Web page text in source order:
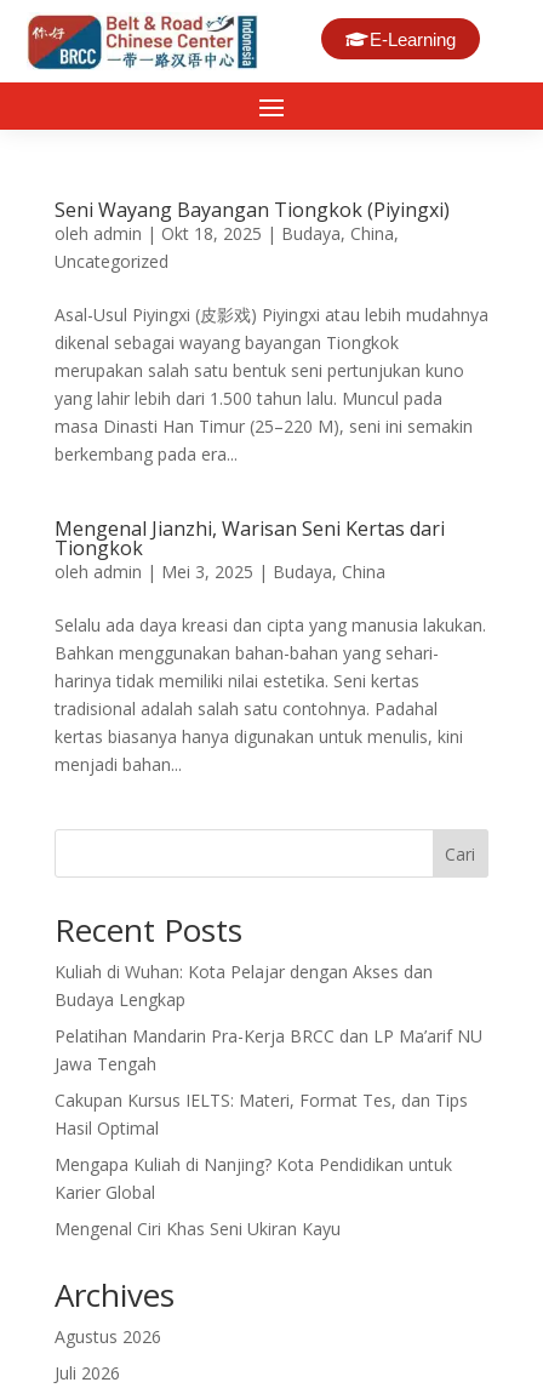
E-Learning
Seni Wayang Bayangan Tiongkok (Piyingxi)
oleh admin | Okt 18, 2025 | Budaya, China,
Uncategorized
Asal-Usul Piyingxi (皮影戏) Piyingxi atau lebih mudahnya
dikenal sebagai wayang bayangan Tiongkok
merupakan salah satu bentuk seni pertunjukan kuno
yang lahir lebih dari 1.500 tahun lalu. Muncul pada
masa Dinasti Han Timur (25–220 M), seni ini semakin
berkembang pada era...
Mengenal Jianzhi, Warisan Seni Kertas dari
Tiongkok
oleh admin | Mei 3, 2025 | Budaya, China
Selalu ada daya kreasi dan cipta yang manusia lakukan.
Bahkan menggunakan bahan-bahan yang sehari-
harinya tidak memiliki nilai estetika. Seni kertas
tradisional adalah salah satu contohnya. Padahal
kertas biasanya hanya digunakan untuk menulis, kini
menjadi bahan...
Cari
Recent Posts
Kuliah di Wuhan: Kota Pelajar dengan Akses dan
Budaya Lengkap
Pelatihan Mandarin Pra-Kerja BRCC dan LP Ma’arif NU
Jawa Tengah
Cakupan Kursus IELTS: Materi, Format Tes, dan Tips
Hasil Optimal
Mengapa Kuliah di Nanjing? Kota Pendidikan untuk
Karier Global
Mengenal Ciri Khas Seni Ukiran Kayu
Archives
Agustus 2026
Juli 2026